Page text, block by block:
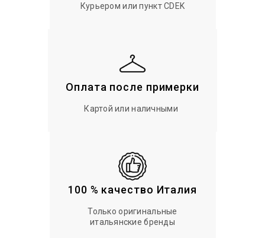
Курьером или пункт CDEK
Оплата после примерки
Картой или наличными
100 % качество Италия
Только оригинальные
итальянские бренды